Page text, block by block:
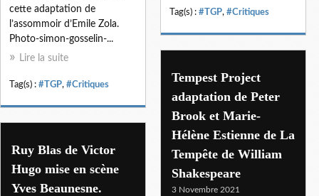
Tag(s) : #TGP, #Critiques
cette adaptation de
l’assommoir d’Emile Zola.
Photo-simon-gosselin-...
Lire la suite
Tag(s) : #TGP, #Critiques
Tempest Project
adaptation de Peter
Brook et Marie-
Hélène Estienne de La
Tempête de William
Shakespeare
3 Novembre 2021
Ruy Blas de Victor
Hugo mise en scène
Yves Beaunesne.